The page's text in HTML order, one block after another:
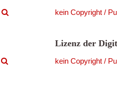
kein Copyright /
Lizenz der
kein Copyright /